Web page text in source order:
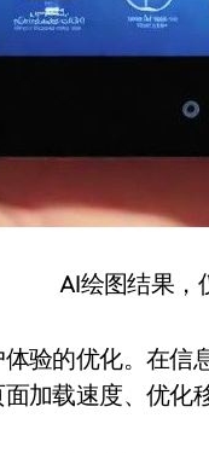
AI绘图结果，
验的优化。在
加载速度、优化